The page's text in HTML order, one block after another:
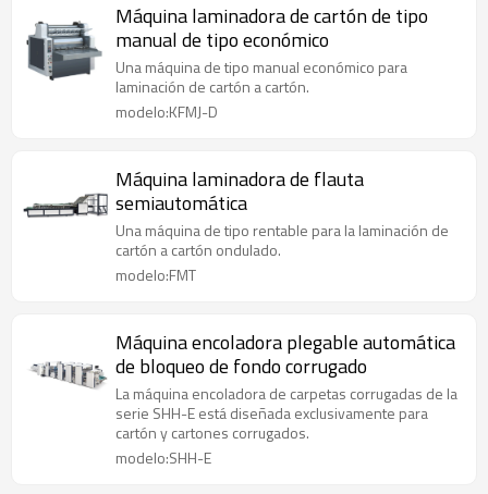
Máquina laminadora de cartón de tipo
manual de tipo económico
Una máquina de tipo manual económico para
laminación de cartón a cartón.
modelo:KFMJ-D
Máquina laminadora de flauta
semiautomática
Una máquina de tipo rentable para la laminación de
cartón a cartón ondulado.
modelo:FMT
Máquina encoladora plegable automática
de bloqueo de fondo corrugado
La máquina encoladora de carpetas corrugadas de la
serie SHH-E está diseñada exclusivamente para
cartón y cartones corrugados.
modelo:SHH-E